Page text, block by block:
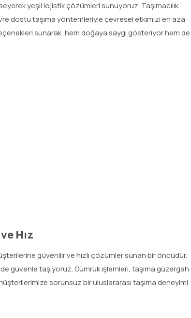
yeşil lojistik çözümleri sunuyoruz. Taşımacılık
dostu taşıma yöntemleriyle çevresel etkimizi en aza
sunarak, hem doğaya saygı gösteriyor hem de
Hız
güvenilir ve hızlı çözümler sunan bir öncüdür.
güvenle taşıyoruz. Gümrük işlemleri, taşıma güzergah
sorunsuz bir uluslararası taşıma deneyimi